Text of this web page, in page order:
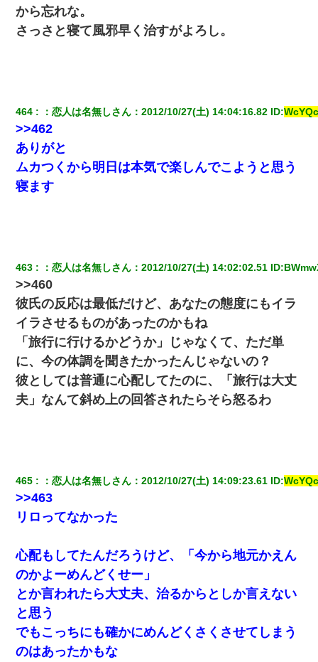
彼女にプロポーズしてOK貰った俺、告げられた結婚条件にブチ切
れて無事婚約破棄・・・
生保レディと行為する為に駆け引きしてみた結果ｗｗｗｗｗｗｗ
ｗｗｗｗｗ
テレワーク上司「会議中はカメラ付けろ！」女社員「え、事前連
絡無しは無理」上司「いいから付けろ！」→
【画像】女の子「お母さん！！私ようやくファッションモデルに
選ばれたの！絶対見に来てね！」→悲しい結果がこれ・・・
我が家のガレージに見知らぬ車。俺「もしもし、玄関にもシャッ
ターリモコンあるだろ？DOWNのボタン押してｗ」→ 待つこと１
時間弱・・・
日航機墜落事故の「ここからは日本語で大丈夫ですよ〜」の絶望
感がヤバイ・・・
「話してみるよ」→ 後日・・・
父が他界→父のフリン相手『どうか相続を放棄して下さい、昔の
ことは謝ります。ごめんなさい…』私「お子さんはフリン略奪婚
「お前の父ちゃんは自宅警備員」とかからかわれたけど、実はと
んでもない仕事に就いていた
父親がくも膜下出血で突然ﾀﾋ。→母の貯金が0なことが判明。→母
「私を家に置いてほしい、どうか見捨てないで(土下座」俺・嫁
「…」
から忘れな。
さっさと寝て風邪早く治すがよろし。
464 ：恋人は名無しさん ：2012/10/27(土) 14:04:16.82 ID:
>>462
ありがと
ムカつくから明日は本気で楽しんでこようと思う
寝ます
463 ：恋人は名無しさん ：2012/10/27(土) 14:02:02.51 ID:
>>460
彼氏の反応は最低だけど、あなたの態度にもイラ
イラさせるものがあったのかもね
「旅行に行けるかどうか」じゃなくて、ただ単
に、今の体調を聞きたかったんじゃないの？
彼としては普通に心配してたのに、「旅行は大丈
夫」なんて斜め上の回答されたらそら怒るわ
465 ：恋人は名無しさん ：2012/10/27(土) 14:09:23.61 ID:
>>463
リロってなかった
心配もしてたんだろうけど、「今から地元かえん
のかよーめんどくせー」
とか言われたら大丈夫、治るからとしか言えない
と思う
でもこっちにも確かにめんどくさくさせてしまう
のはあったかもな